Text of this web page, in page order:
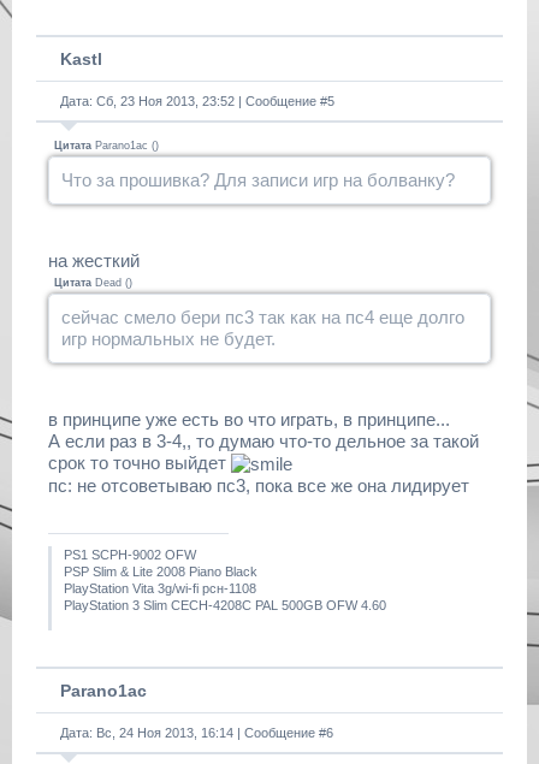
Kastl
Дата: Сб, 23 Ноя 2013, 23:52 | Сообщение #5
Цитата Parano1ac ()
Что за прошивка? Для записи игр на болванку?
на жесткий
Цитата Dead ()
сейчас смело бери пс3 так как на пс4 еще долго
игр нормальных не будет.
в принципе уже есть во что играть, в принципе...
А если раз в 3-4,, то думаю что-то дельное за такой
срок то точно выйдет
пс: не отсоветываю пс3, пока все же она лидирует
PS1 SCPH-9002 OFW
PSP Slim & Lite 2008 Piano Black
PlayStation Vita 3g/wi-fi рсн-1108
PlayStation 3 Slim CECH-4208C PAL 500GB OFW 4.60
Parano1ac
Дата: Вс, 24 Ноя 2013, 16:14 | Сообщение #6